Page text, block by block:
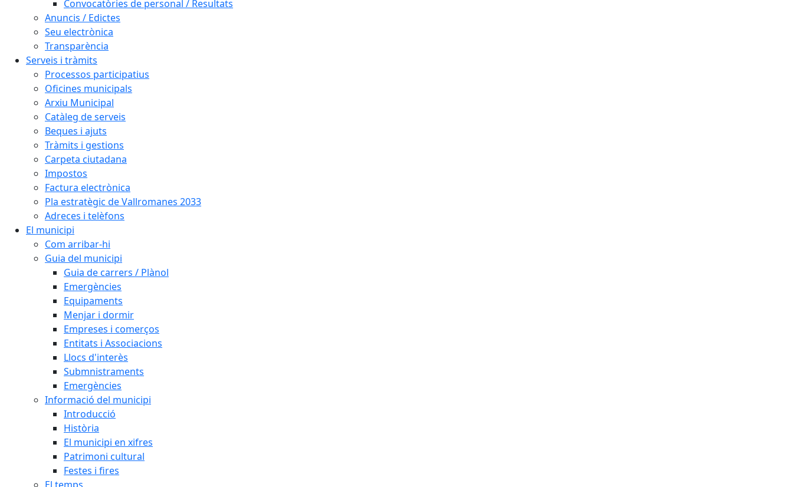
Convocatòries de personal / Resultats
Anuncis / Edictes
Seu electrònica
Transparència
Serveis i tràmits
Processos participatius
Oficines municipals
Arxiu Municipal
Catàleg de serveis
Beques i ajuts
Tràmits i gestions
Carpeta ciutadana
Impostos
Factura electrònica
Pla estratègic de Vallromanes 2033
Adreces i telèfons
El municipi
Com arribar-hi
Guia del municipi
Guia de carrers / Plànol
Emergències
Equipaments
Menjar i dormir
Empreses i comerços
Entitats i Associacions
Llocs d'interès
Submnistraments
Emergències
Informació del municipi
Introducció
Història
El municipi en xifres
Patrimoni cultural
Festes i fires